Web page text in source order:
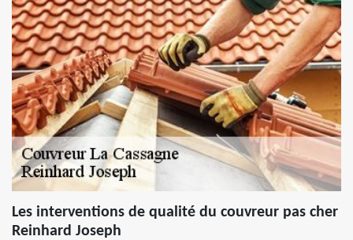
Les interventions de qualité du couvreur pas cher
Reinhard Joseph